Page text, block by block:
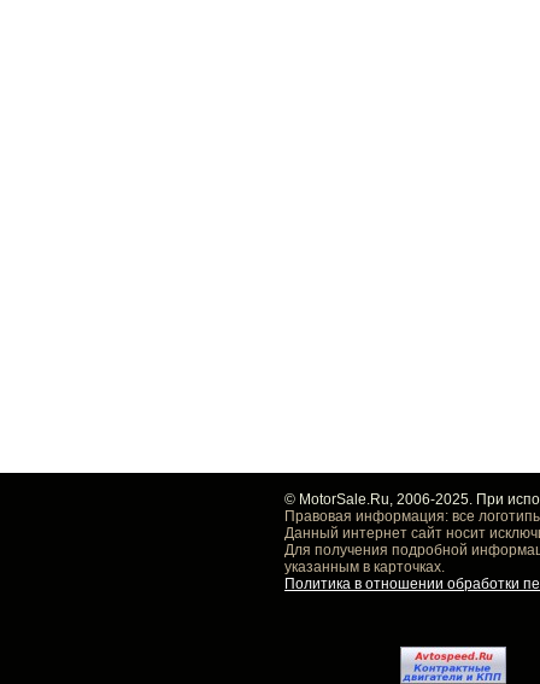
© MotorSale.Ru, 2006-2025. При
Правовая информация: все
Данный интернет сайт носит
Для получения подробной
указанным в карточках.
Политика в отношении обработки